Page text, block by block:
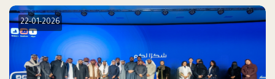
22-01-2026